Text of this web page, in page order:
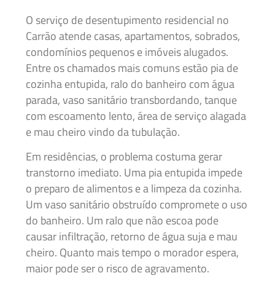
O serviço de desentupimento residencial no
Carrão atende casas, apartamentos, sobrados,
condomínios pequenos e imóveis alugados.
Entre os chamados mais comuns estão pia de
cozinha entupida, ralo do banheiro com água
parada, vaso sanitário transbordando, tanque
com escoamento lento, área de serviço alagada
e mau cheiro vindo da tubulação.
Em residências, o problema costuma gerar
transtorno imediato. Uma pia entupida impede
o preparo de alimentos e a limpeza da cozinha.
Um vaso sanitário obstruído compromete o uso
do banheiro. Um ralo que não escoa pode
causar infiltração, retorno de água suja e mau
cheiro. Quanto mais tempo o morador espera,
maior pode ser o risco de agravamento.